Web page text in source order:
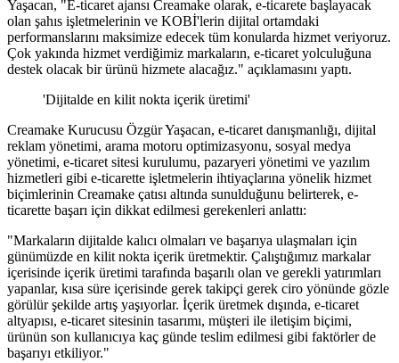
Yaşacan, "E-ticaret ajansı Creamake olarak, e-ticarete başlayacak
olan şahıs işletmelerinin ve KOBİ'lerin dijital ortamdaki
performanslarını maksimize edecek tüm konularda hizmet veriyoruz.
Çok yakında hizmet verdiğimiz markaların, e-ticaret yolculuğuna
destek olacak bir ürünü hizmete alacağız." açıklamasını yaptı.
'Dijitalde en kilit nokta içerik üretimi'
Creamake Kurucusu Özgür Yaşacan, e-ticaret danışmanlığı, dijital
reklam yönetimi, arama motoru optimizasyonu, sosyal medya
yönetimi, e-ticaret sitesi kurulumu, pazaryeri yönetimi ve yazılım
hizmetleri gibi e-ticarette işletmelerin ihtiyaçlarına yönelik hizmet
biçimlerinin Creamake çatısı altında sunulduğunu belirterek, e-
ticarette başarı için dikkat edilmesi gerekenleri anlattı:
"Markaların dijitalde kalıcı olmaları ve başarıya ulaşmaları için
günümüzde en kilit nokta içerik üretmektir. Çalıştığımız markalar
içerisinde içerik üretimi tarafında başarılı olan ve gerekli yatırımları
yapanlar, kısa süre içerisinde gerek takipçi gerek ciro yönünde gözle
görülür şekilde artış yaşıyorlar. İçerik üretmek dışında, e-ticaret
altyapısı, e-ticaret sitesinin tasarımı, müşteri ile iletişim biçimi,
ürünün son kullanıcıya kaç günde teslim edilmesi gibi faktörler de
başarıyı etkiliyor."